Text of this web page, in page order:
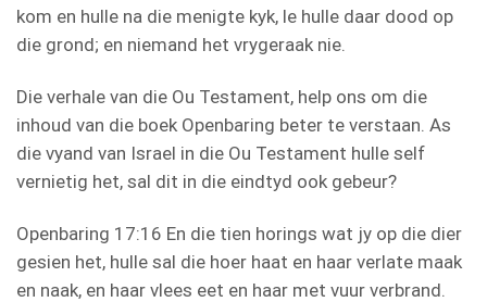
kom en hulle na die menigte kyk, le hulle daar dood op
die grond; en niemand het vrygeraak nie.
Die verhale van die Ou Testament, help ons om die
inhoud van die boek Openbaring beter te verstaan. As
die vyand van Israel in die Ou Testament hulle self
vernietig het, sal dit in die eindtyd ook gebeur?
Openbaring 17:16 En die tien horings wat jy op die dier
gesien het, hulle sal die hoer haat en haar verlate maak
en naak, en haar vlees eet en haar met vuur verbrand.